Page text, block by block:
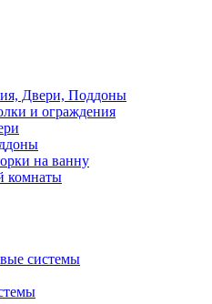
Двери, Поддоны
и ограждения
на ванну
комнаты
системы